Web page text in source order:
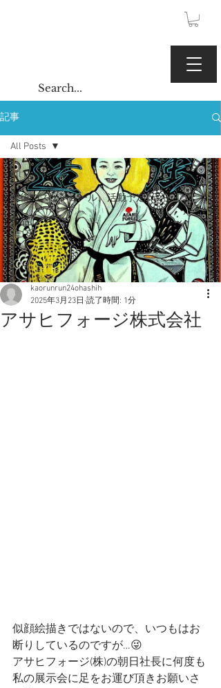
記事
All Posts
今後のスケジュール、活動予定
作品について
All Posts
アサヒフォージ株式会社
kaorunrun24ohashih
2025年3月23日 読了時間: 1分
似顔絵描きではないので、いつもはお
断りしているのですが…😜
アサヒフォージ(株)の朝日社長に何度も
私の展示会に足をお運び頂きお願いさ